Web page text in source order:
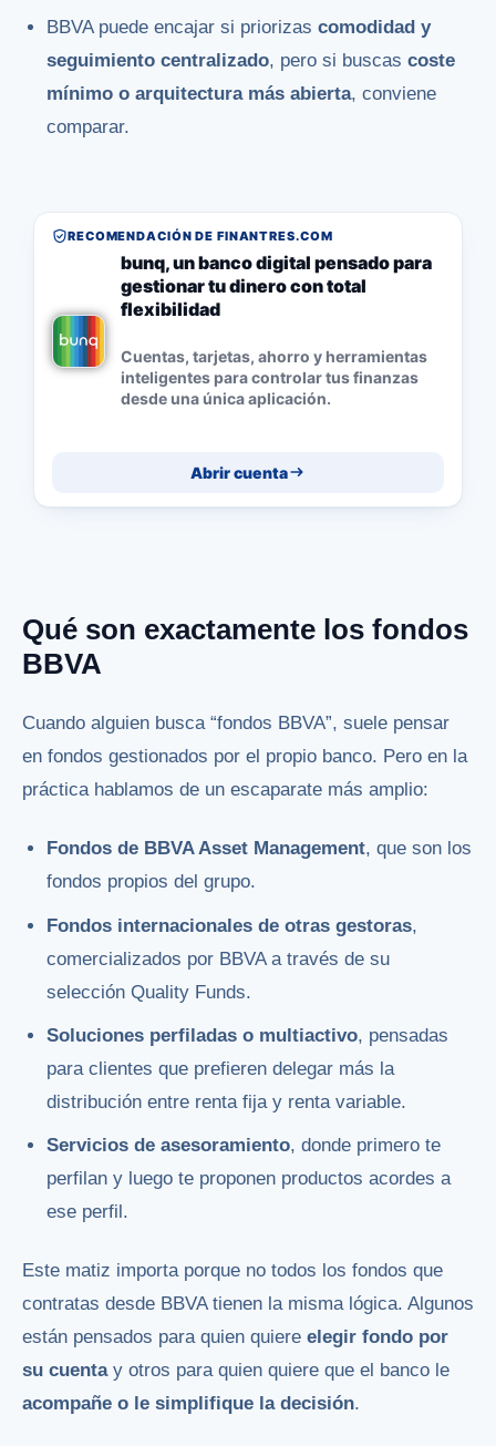
BBVA puede encajar si priorizascomodidad y
seguimiento centralizado, pero si buscascoste
mínimo o arquitectura más abierta, conviene
comparar.
RECOMENDACIÓN DE FINANTRES.COM
bunq, un banco digital pensado para
gestionar tu dinero con total
flexibilidad
Cuentas, tarjetas, ahorro y herramientas
inteligentes para controlar tus finanzas
desde una única aplicación.
Abrir cuenta
Qué son exactamente los fondos
BBVA
Cuando alguien busca “fondos BBVA”, suele pensar
en fondos gestionados por el propio banco. Pero en la
práctica hablamos de un escaparate más amplio:
Fondos de BBVA Asset Management, que son los
fondos propios del grupo.
Fondos internacionales de otras gestoras,
comercializados por BBVA a través de su
selección Quality Funds.
Soluciones perfiladas o multiactivo, pensadas
para clientes que prefieren delegar más la
distribución entre renta fija y renta variable.
Servicios de asesoramiento, donde primero te
perfilan y luego te proponen productos acordes a
ese perfil.
Este matiz importa porque no todos los fondos que
contratas desde BBVA tienen la misma lógica. Algunos
están pensados para quien quiere elegir fondo por
su cuentay otros para quien quiere que el banco le
acompañe o le simplifique la decisión.